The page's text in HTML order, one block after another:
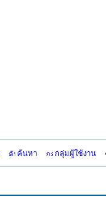
ค้นหา กลุ่มผู้ใช้งาน